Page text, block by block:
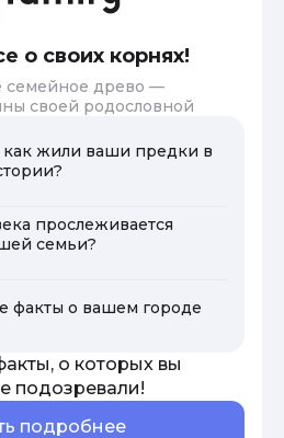
о своих корнях!
семейное древо —
своей родословной
жили ваши предки в
прослеживается
семьи?
факты о вашем городе
о которых вы
подозревали!
подробнее